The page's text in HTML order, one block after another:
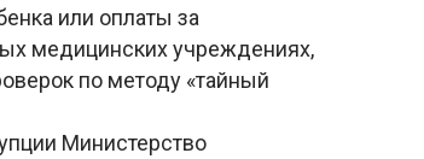
или оплаты за
медицинских учреждениях,
по методу «тайный
Министерство